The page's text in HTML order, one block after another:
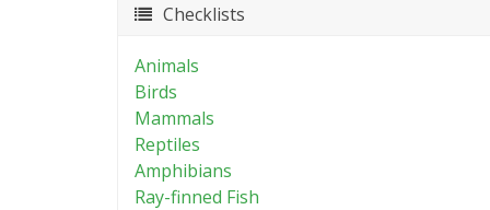
Checklists
Animals
Birds
Mammals
Reptiles
Amphibians
Ray-finned Fish